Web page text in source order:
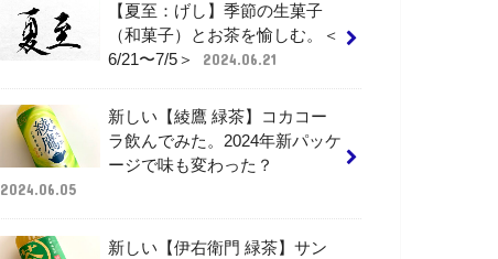
【夏至：げし】季節の生菓子
（和菓子）とお茶を愉しむ。＜
6/21〜7/5＞
2024.06.21
新しい【綾鷹 緑茶】コカコー
ラ飲んでみた。2024年新パッケ
ージで味も変わった？
2024.06.05
新しい【伊右衛門 緑茶】サン